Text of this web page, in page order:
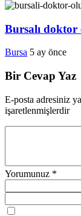
Bursalı
Bursa 5 ay önce
Bir Cevap Yaz
E-posta adresiniz
işaretlenmişlerdir
Yorumunuz *